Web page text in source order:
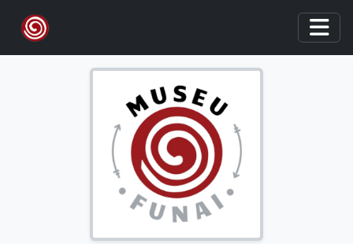
Skip to main content